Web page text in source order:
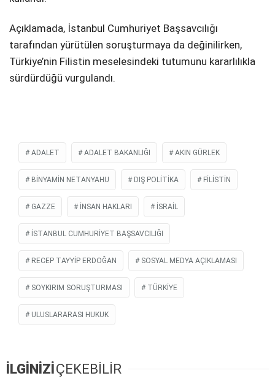
Açıklamada, İstanbul Cumhuriyet Başsavcılığı
tarafından yürütülen soruşturmaya da değinilirken,
Türkiye’nin Filistin meselesindeki tutumunu kararlılıkla
sürdürdüğü vurgulandı.
ADALET ADALET BAKANLIĞI AKIN GÜRLEK
BINYAMIN NETANYAHU DIŞ POLİTİKA FILISTIN
GAZZE İNSAN HAKLARI İSRAIL
İSTANBUL CUMHURIYET BAŞSAVCILIĞI
RECEP TAYYİP ERDOĞAN SOSYAL MEDYA AÇIKLAMASI
SOYKIRIM SORUŞTURMASI TÜRKIYE
ULUSLARARASI HUKUK
İLGİNİZİÇEKEBİLİR